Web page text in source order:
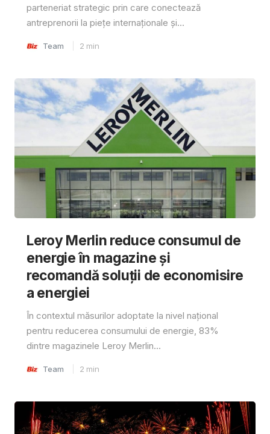
parteneriat strategic prin care conectează
antreprenorii la piețe internaționale și...
Team 2 min
Leroy Merlin reduce consumul de
energie în magazine și
recomandă soluții de economisire
a energiei
În contextul măsurilor adoptate la nivel național
pentru reducerea consumului de energie, 83%
dintre magazinele Leroy Merlin...
Team 2 min